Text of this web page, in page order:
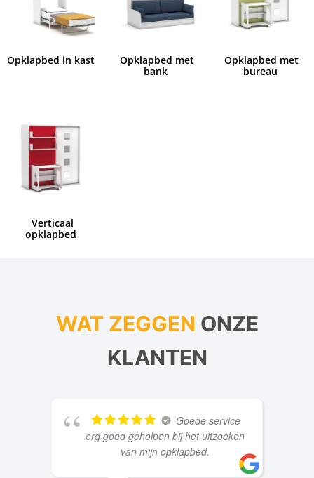
Opklapbed in kast
Opklapbed met
bank
Opklapbed met
bureau
Verticaal
opklapbed
WAT ZEGGEN ONZE
KLANTEN
Goede service
erg goed geholpen bij het uitzoeken
van mijn opklapbed.